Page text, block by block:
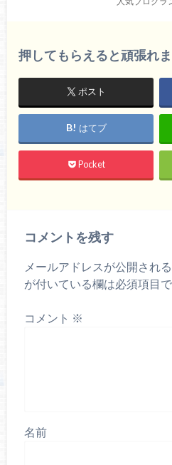
押してもらえると頑張れま
ポスト
はてブ
Pocket
コメントを残す
メールアドレスが公開され
が付いている欄は必須項目
コメント ※
名前